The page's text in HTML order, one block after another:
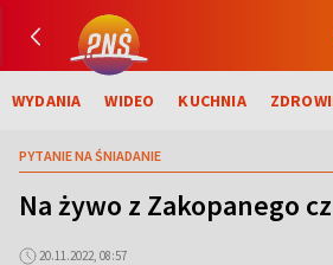
WYDANIA WIDEO KUCHNIA
PYTANIE NA ŚNIADANIE
Na żywo z Zakopanego
20.11.2022, 08:57